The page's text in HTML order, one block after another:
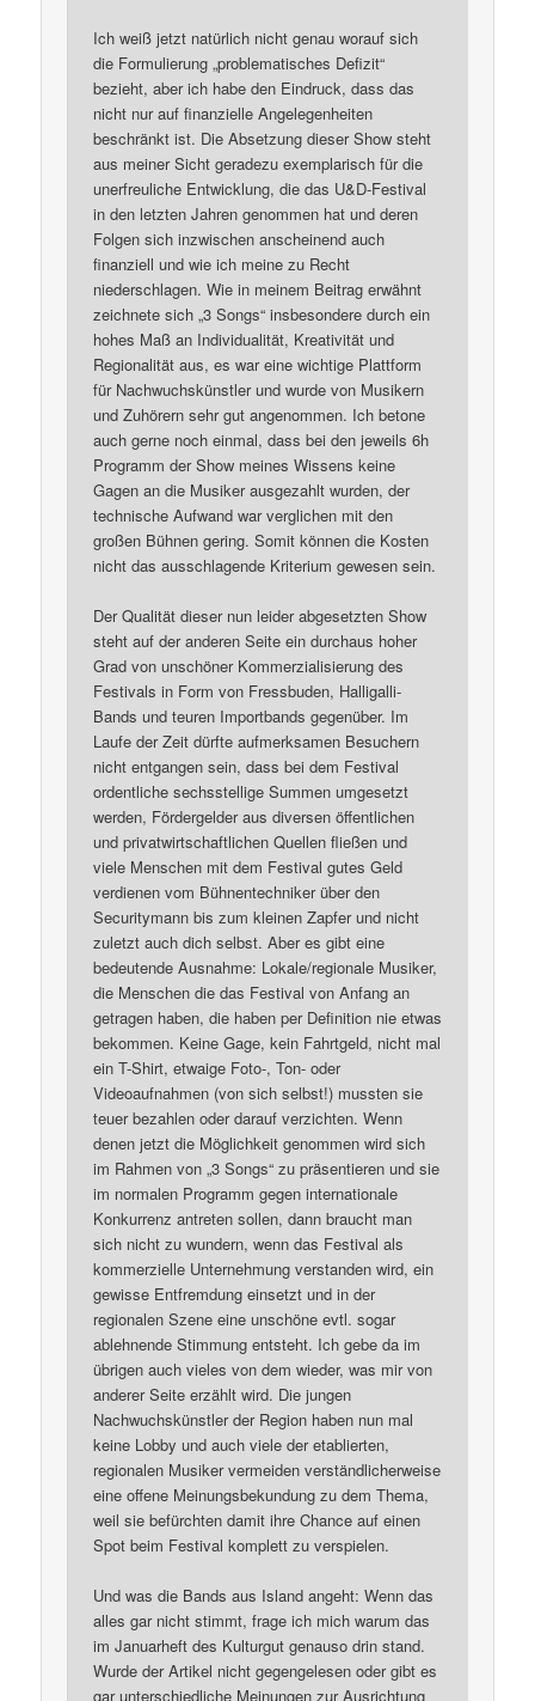
Ich weiß jetzt natürlich nicht genau worauf sich
die Formulierung „problematisches Defizit“
bezieht, aber ich habe den Eindruck, dass das
nicht nur auf finanzielle Angelegenheiten
beschränkt ist. Die Absetzung dieser Show steht
aus meiner Sicht geradezu exemplarisch für die
unerfreuliche Entwicklung, die das U&D-Festival
in den letzten Jahren genommen hat und deren
Folgen sich inzwischen anscheinend auch
finanziell und wie ich meine zu Recht
niederschlagen. Wie in meinem Beitrag erwähnt
zeichnete sich „3 Songs“ insbesondere durch ein
hohes Maß an Individualität, Kreativität und
Regionalität aus, es war eine wichtige Plattform
für Nachwuchskünstler und wurde von Musikern
und Zuhörern sehr gut angenommen. Ich betone
auch gerne noch einmal, dass bei den jeweils 6h
Programm der Show meines Wissens keine
Gagen an die Musiker ausgezahlt wurden, der
technische Aufwand war verglichen mit den
großen Bühnen gering. Somit können die Kosten
nicht das ausschlagende Kriterium gewesen sein.
Der Qualität dieser nun leider abgesetzten Show
steht auf der anderen Seite ein durchaus hoher
Grad von unschöner Kommerzialisierung des
Festivals in Form von Fressbuden, Halligalli-
Bands und teuren Importbands gegenüber. Im
Laufe der Zeit dürfte aufmerksamen Besuchern
nicht entgangen sein, dass bei dem Festival
ordentliche sechsstellige Summen umgesetzt
werden, Fördergelder aus diversen öffentlichen
und privatwirtschaftlichen Quellen fließen und
viele Menschen mit dem Festival gutes Geld
verdienen vom Bühnentechniker über den
Securitymann bis zum kleinen Zapfer und nicht
zuletzt auch dich selbst. Aber es gibt eine
bedeutende Ausnahme: Lokale/regionale Musiker,
die Menschen die das Festival von Anfang an
getragen haben, die haben per Definition nie etwas
bekommen. Keine Gage, kein Fahrtgeld, nicht mal
ein T-Shirt, etwaige Foto-, Ton- oder
Videoaufnahmen (von sich selbst!) mussten sie
teuer bezahlen oder darauf verzichten. Wenn
denen jetzt die Möglichkeit genommen wird sich
im Rahmen von „3 Songs“ zu präsentieren und sie
im normalen Programm gegen internationale
Konkurrenz antreten sollen, dann braucht man
sich nicht zu wundern, wenn das Festival als
kommerzielle Unternehmung verstanden wird, ein
gewisse Entfremdung einsetzt und in der
regionalen Szene eine unschöne evtl. sogar
ablehnende Stimmung entsteht. Ich gebe da im
übrigen auch vieles von dem wieder, was mir von
anderer Seite erzählt wird. Die jungen
Nachwuchskünstler der Region haben nun mal
keine Lobby und auch viele der etablierten,
regionalen Musiker vermeiden verständlicherweise
eine offene Meinungsbekundung zu dem Thema,
weil sie befürchten damit ihre Chance auf einen
Spot beim Festival komplett zu verspielen.
Und was die Bands aus Island angeht: Wenn das
alles gar nicht stimmt, frage ich mich warum das
im Januarheft des Kulturgut genauso drin stand.
Wurde der Artikel nicht gegengelesen oder gibt es
gar unterschiedliche Meinungen zur Ausrichtung